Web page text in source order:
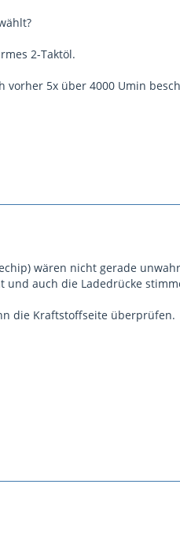
2-Taktöl.
vorher 5x über 4000 Umin
wären nicht gerade
und auch die Ladedrücke
die Kraftstoffseite überprüfen.